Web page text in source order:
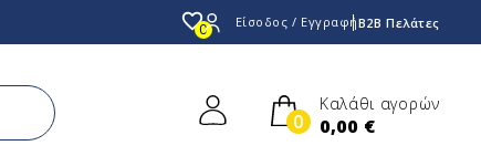
favorite_border0 Είσοδος / ΕγγραφήB2B Πελάτες
0
Καλάθι αγορών
0,00 €